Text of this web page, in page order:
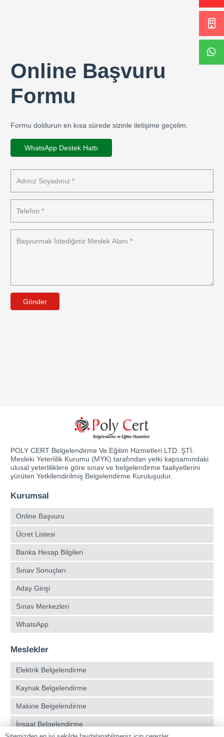
Online Başvuru
Formu
Formu doldurun en kısa sürede sizinle iletişime geçelim.
WhatsApp Destek Hattı
Gönder
POLY CERT Belgelendirme Ve Eğitim Hizmetleri LTD. ŞTİ.
Mesleki Yeterlilik Kurumu (MYK) tarafından yetki kapsamındaki
ulusal yeterliliklere göre sınav ve belgelendirme faaliyetlerini
yürüten Yetkilendirilmiş Belgelendirme Kuruluşudur.
Kurumsal
Online Başvuru
Ücret Listesi
Banka Hesap Bilgileri
Sınav Sonuçları
Aday Girişi
Sınav Merkezleri
WhatsApp
Meslekler
Elektrik Belgelendirme
Kaynak Belgelendirme
Makine Belgelendirme
İnşaat Belgelendirme